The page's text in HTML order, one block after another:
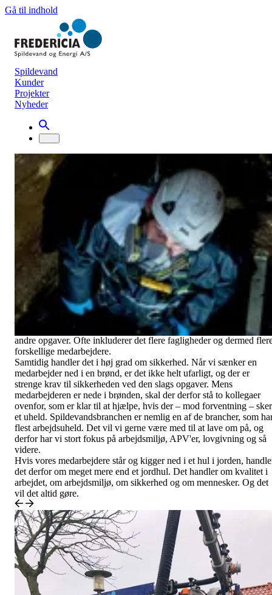
Gå til indhold
Spildevand
Kunder
Projekter
Nyheder
Nyhedsarkiv
Har du undret dig over, at vores
medarbejdere står og kigger ned i et hul
Øvrige nyheder
10. februar 2023
Der er faktisk flere gode forklaringer.
Den første forklaring handler om kvalitet i arbejdet. Vi kan jo ikke
se, hvad der sker i det store net af kloakrør, som gemmer sig under
jorden. Derfor er vi bl.a. nødt til at undersøge rørføringen og
tilstand grundigt, før vi går i gang med at spule rørene eller udføre
andre opgaver. Ofte inkluderer det flere fagligheder og dermed
forskellige medarbejdere.
Samtidig handler det i høj grad om sikkerhed. Nårvi sænker en
medarbejder ned i en brønd, er det ikke helt ufarligt, og der er
strenge krav til sikkerheden ved den slags opgaver. Mens
medarbejderen er nede i brønden, skal der derfor stå to kollegaer
ovenfor, som er klar til at hjælpe, hvis der – mod forventning – sker
et uheld. Spildevandsbranchen er nemlig en af de brancher, som
flest arbejdsuheld. Det vil vi gerne være med til at lave om på, og
derfor har vi stort fokus på arbejdsmiljø, APV'er, lovgivning og så
videre.
Hvis vores medarbejdere står og kigger ned i et hul i jorden,
det derfor om meget mere end et jordhul. Det handler om kvalitet i
arbejdet, om arbejdsmiljø, om sikkerhed og om mennesker. Og det
vil det altid gøre.